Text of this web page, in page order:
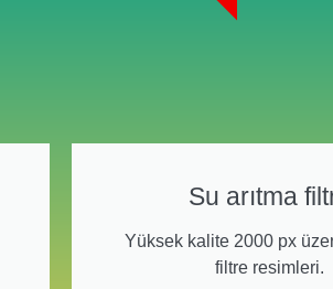
Su arıtma
Yüksek kalite 2000 px
filtre resimleri.